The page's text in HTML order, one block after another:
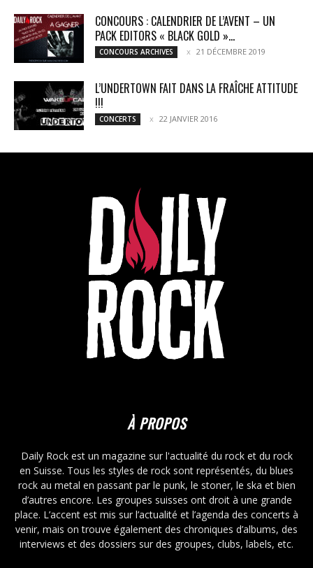
CONCOURS : CALENDRIER DE L’AVENT – UN
PACK EDITORS « BLACK GOLD »...
CONCOURS ARCHIVES 21 DÉCEMBRE 2019
L’UNDERTOWN FAIT DANS LA FRAÎCHE ATTITUDE
!!!
CONCERTS 22 JANVIER 2016
À PROPOS
Daily Rock est un magazine sur l'actualité du rock et du rock
en Suisse. Tous les styles de rock sont représentés, du blues
rock au metal en passant par le punk, le stoner, le ska et bien
d’autres encore. Les groupes suisses ont droit à une grande
place. L’accent est mis sur l’actualité et l’agenda des concerts à
venir, mais on trouve également des chroniques d’albums, des
interviews et des dossiers sur des groupes, clubs, labels, etc.